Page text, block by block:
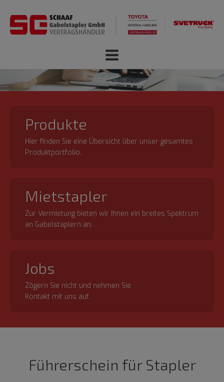
Produkte
Hier finden Sie eine Übersicht über unser gesamtes
Produktportfolio.
Mietstapler
Zur Vermietung bieten wir Ihnen ein breites Spektrum
an Gabelstaplern an.
Jobs
Zögern Sie nicht und nehmen Sie
Kontakt mit uns auf.
Führerschein für Stapler